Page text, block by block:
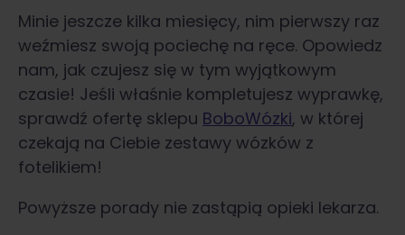
Minie jeszcze kilka miesięcy, nim pierwszy raz
weźmiesz swoją pociechę na ręce. Opowiedz
nam, jak czujesz się w tym wyjątkowym
czasie! Jeśli właśnie kompletujesz wyprawkę,
sprawdź ofertę sklepu BoboWózki, w której
czekają na Ciebie zestawy wózków z
fotelikiem!
Powyższe porady nie zastąpią opieki lekarza.